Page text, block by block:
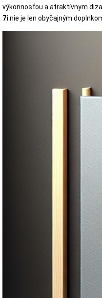
výkonnosťou a atraktívnym
7i nie je len obyčajným